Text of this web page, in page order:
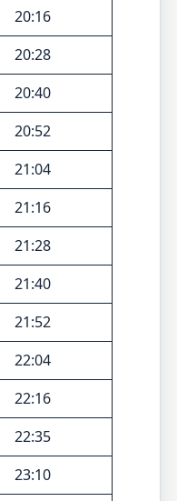
20:16
20:28
20:40
20:52
21:04
21:16
21:28
21:40
21:52
22:04
22:16
22:35
23:10